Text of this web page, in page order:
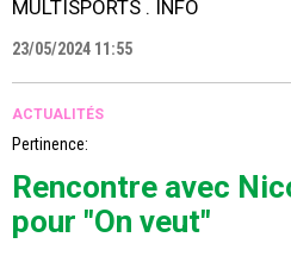
MULTISPORTS . INFO
23/05/2024 11:55
ACTUALITÉS
Pertinence:
Rencontre avec
pour "On veut"